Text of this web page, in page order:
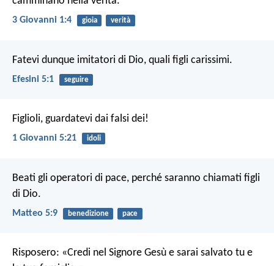
3 Giovanni 1:4 gioia verità
Fatevi dunque imitatori di Dio, quali figli carissimi.
Efesini 5:1 seguire
Figlioli, guardatevi dai falsi dei!
1 Giovanni 5:21 idoli
Beati gli operatori di pace, perché saranno chiamati figli
di Dio.
Matteo 5:9 benedizione pace
Risposero: «Credi nel Signore Gesù e sarai salvato tu e